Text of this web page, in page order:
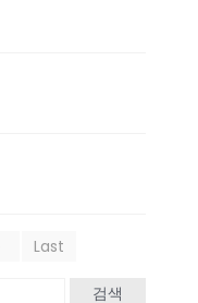
Last
검색